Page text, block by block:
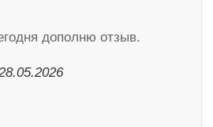
дополню отзыв.